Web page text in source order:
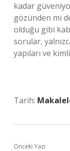
kadar
gözünden mi
olduğu gibi
sorular,
yapıları ve
Tarih:
Önceki Yazı